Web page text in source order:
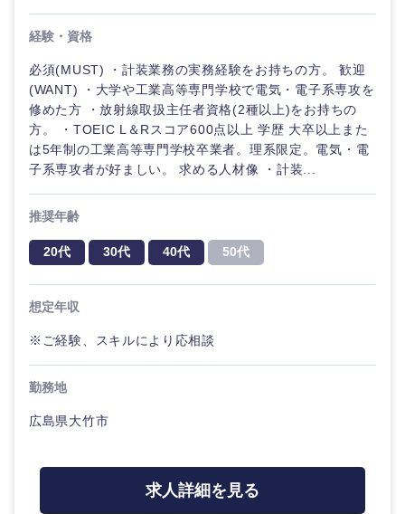
経験・資格
必須(MUST) ・計装業務の実務経験をお持ちの方。 歓迎
(WANT) ・大学や工業高等専門学校で電気・電子系専攻を
修めた方 ・放射線取扱主任者資格(2種以上)をお持ちの
方。 ・TOEIC L＆Rスコア600点以上 学歴 大卒以上また
は5年制の工業高等専門学校卒業者。理系限定。電気・電
子系専攻者が好ましい。 求める人材像 ・計装...
推奨年齢
20代 30代 40代 50代
想定年収
※ご経験、スキルにより応相談
勤務地
広島県大竹市
求人詳細を見る